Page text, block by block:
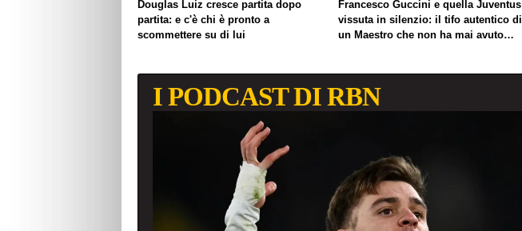
Douglas Luiz cresce partita dopo
partita: e c'è chi è pronto a
scommettere su di lui
Francesco Guccini e quella Juventus
vissuta in silenzio: il tifo autentico di
un Maestro che non ha mai avuto
I PODCAST DI RBN